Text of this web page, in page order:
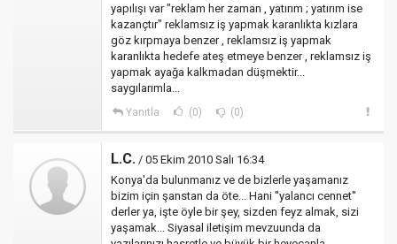
yapılışı var "reklam her zaman , yatırım ; yatırım ise
kazançtır" reklamsız iş yapmak karanlıkta kızlara
göz kırpmaya benzer , reklamsız iş yapmak
karanlıkta hedefe ateş etmeye benzer , reklamsız iş
yapmak ayağa kalkmadan düşmektir...
saygılarımla...
Yanıtla (0) (0)
L.C. / 05 Ekim 2010 Salı 16:34
Konya'da bulunmanız ve de bizlerle yaşamanız
bizim için şanstan da öte... Hani ''yalancı cennet''
derler ya, işte öyle bir şey, sizden feyz almak, sizi
yaşamak... Siyasal iletişim mevzuunda da